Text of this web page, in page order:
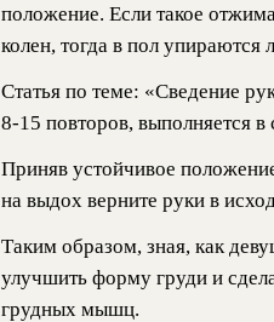
положение. Если такое
колен, тогда в пол упираются
Статья по теме: «Сведение
8-15 повторов, выполняется
Приняв устойчивое
на выдох верните руки в
Таким образом, зная, как
улучшить форму груди и
грудных мышц.